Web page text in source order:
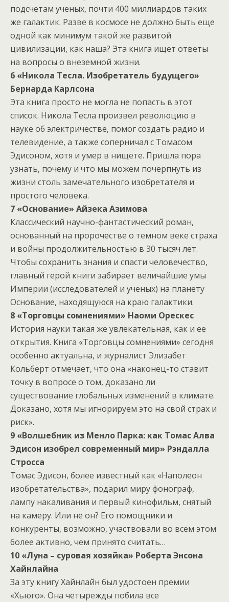
подсчетам ученых, почти 400 миллиардов таких
же галактик. Разве в космосе не должно быть еще
одной как минимум такой же развитой
цивилизации, как наша? Эта книга ищет ответы
на вопросы о внеземной жизни.
6 «Никола Тесла. Изобретатель будущего»
Бернарда Карлсона
Эта книга просто не могла не попасть в этот
список. Никола Тесла произвел революцию в
науке об электричестве, помог создать радио и
телевидение, а также соперничал с Томасом
Эдисоном, хотя и умер в нищете. Пришла пора
узнать, почему и что мы можем почерпнуть из
жизни столь замечательного изобретателя и
простого человека.
7 «Основание» Айзека Азимова
Классический научно-фантастический роман,
основанный на пророчестве о темном веке страха
и войны продолжительностью в 30 тысяч лет.
Чтобы сохранить знания и спасти человечество,
главный герой книги забирает величайшие умы
Империи (исследователей и ученых) на планету
Основание, находящуюся на краю галактики.
8 «Торговцы сомнениями» Наоми Орескес
История науки такая же увлекательная, как и ее
открытия. Книга «Торговцы сомнениями» сегодня
особенно актуальна, и журналист Элизабет
Кольберт отмечает, что она «наконец-то ставит
точку в вопросе о том, доказано ли
существование глобальных изменений в климате.
Доказано, хотя мы игнорируем это на свой страх и
риск».
9 «Волшебник из Менло Парка: как Томас Алва
Эдисон изобрел современный мир» Рэндалла
Стросса
Томас Эдисон, более известный как «Наполеон
изобретательства», подарил миру фонограф,
лампу накаливания и первый кинофильм, снятый
на камеру. Или не он? Его помощники и
конкуренты, возможно, участвовали во всем этом
более активно, чем принято считать…
10 «Луна – суровая хозяйка» Роберта Энсона
Хайнлайна
За эту книгу Хайнлайн был удостоен премии
«Хьюго». Она четырежды побила все